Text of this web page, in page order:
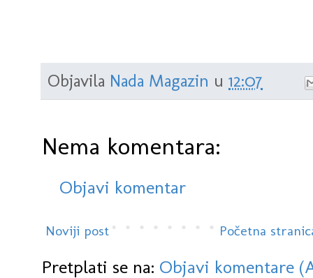
Objavila Nada Magazin u 12:07
Nema komentara:
Objavi komentar
Noviji post Početna
Pretplati se na: Objavi komentare